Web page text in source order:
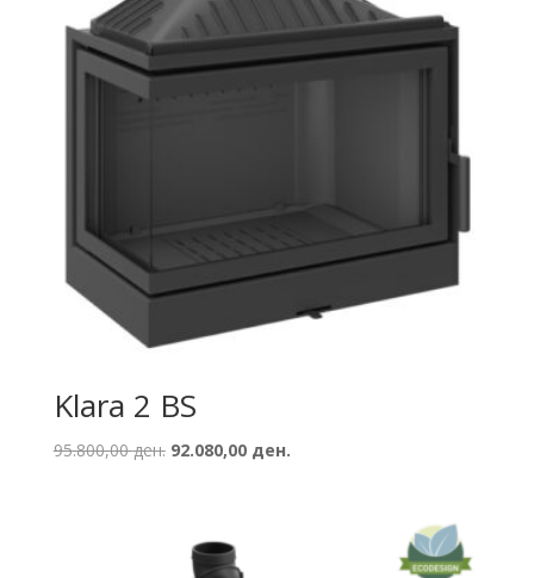
Klara 2 BS
95.800,00ден. Original
92.080,00 ден.Current